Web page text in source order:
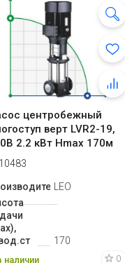
центробежный
верт LVR2-19,
2.2 кВт Hmax 170м
58.3 л...
LEO
170
наличии 0